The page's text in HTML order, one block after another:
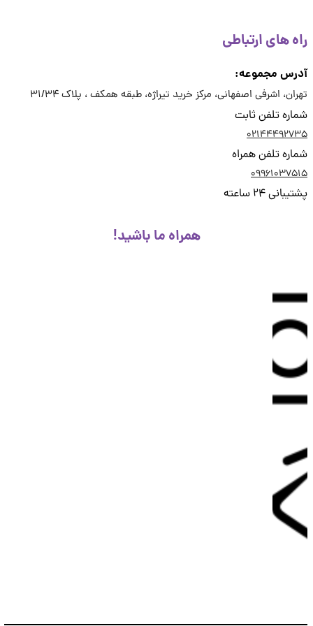
های ارتباطی
مجموعه:
اشرفی اصفهانی، مرکز خرید تیراژه، طبقه همکف ، پلاک 31/34
تلفن ثابت
تلفن همراه
24 ساعته
همراه ما باشید!